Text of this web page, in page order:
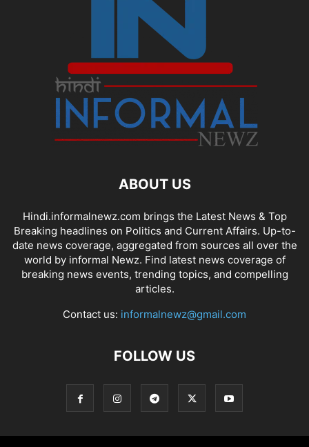
ABOUT US
Hindi.informalnewz.com brings the Latest News & Top
Breaking headlines on Politics and Current Affairs. Up-to-
date news coverage, aggregated from sources all over the
world by informal Newz. Find latest news coverage of
breaking news events, trending topics, and compelling
articles.
Contact us: informalnewz@gmail.com
FOLLOW US